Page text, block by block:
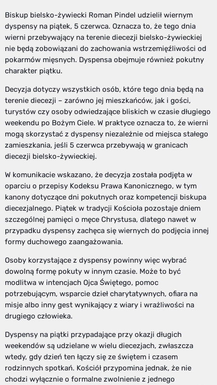
Biskup bielsko-żywiecki Roman Pindel udzielił wiernym
dyspensy na piątek, 5 czerwca. Oznacza to, że tego dnia
wierni przebywający na terenie diecezji bielsko-żywieckiej
nie będą zobowiązani do zachowania wstrzemięźliwości od
pokarmów mięsnych. Dyspensa obejmuje również pokutny
charakter piątku.
Decyzja dotyczy wszystkich osób, które tego dnia będą na
terenie diecezji – zarówno jej mieszkańców, jak i gości,
turystów czy osoby odwiedzające bliskich w czasie długiego
weekendu po Bożym Ciele. W praktyce oznacza to, że wierni
mogą skorzystać z dyspensy niezależnie od miejsca stałego
zamieszkania, jeśli 5 czerwca przebywają w granicach
diecezji bielsko-żywieckiej.
W komunikacie wskazano, że decyzja została podjęta w
oparciu o przepisy Kodeksu Prawa Kanonicznego, w tym
kanony dotyczące dni pokutnych oraz kompetencji biskupa
diecezjalnego. Piątek w tradycji Kościoła pozostaje dniem
szczególnej pamięci o męce Chrystusa, dlatego nawet w
przypadku dyspensy zachęca się wiernych do podjęcia innej
formy duchowego zaangażowania.
Osoby korzystające z dyspensy powinny więc wybrać
dowolną formę pokuty w innym czasie. Może to być
modlitwa w intencjach Ojca Świętego, pomoc
potrzebującym, wsparcie dzieł charytatywnych, ofiara na
misje albo inny gest wynikający z wiary i wrażliwości na
drugiego człowieka.
Dyspensy na piątki przypadające przy okazji długich
weekendów są udzielane w wielu diecezjach, zwłaszcza
wtedy, gdy dzień ten łączy się ze świętem i czasem
rodzinnych spotkań. Kościół przypomina jednak, że nie
chodzi wyłącznie o formalne zwolnienie z jednego